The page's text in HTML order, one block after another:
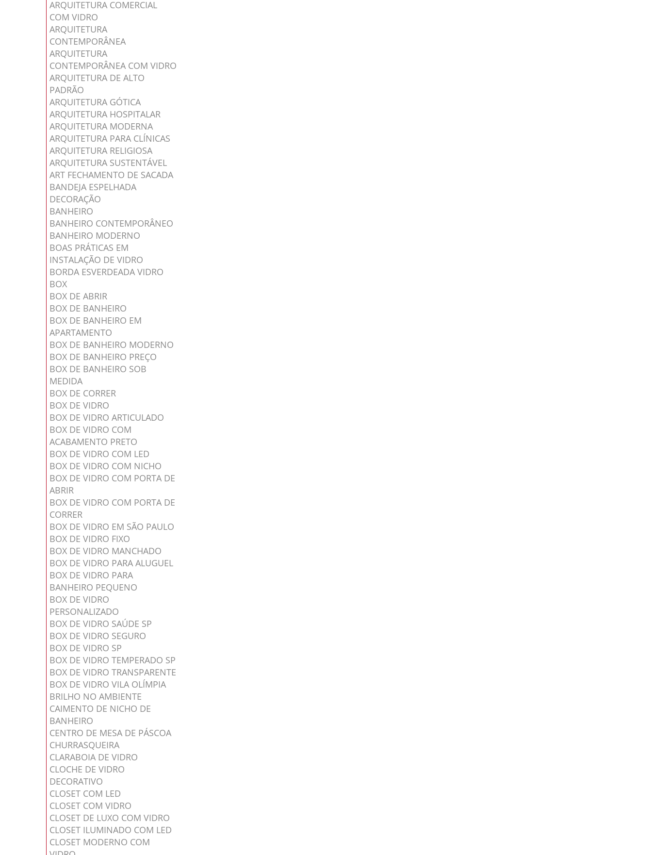
ARQUITETURA COMERCIAL
COM VIDRO
ARQUITETURA
CONTEMPORÂNEA
ARQUITETURA
CONTEMPORÂNEA COM VIDRO
ARQUITETURA DE ALTO
PADRÃO
ARQUITETURA GÓTICA
ARQUITETURA HOSPITALAR
ARQUITETURA MODERNA
ARQUITETURA PARA CLÍNICAS
ARQUITETURA RELIGIOSA
ARQUITETURA SUSTENTÁVEL
ART FECHAMENTO DE SACADA
BANDEJA ESPELHADA
DECORAÇÃO
BANHEIRO
BANHEIRO CONTEMPORÂNEO
BANHEIRO MODERNO
BOAS PRÁTICAS EM
INSTALAÇÃO DE VIDRO
BORDA ESVERDEADA VIDRO
BOX
BOX DE ABRIR
BOX DE BANHEIRO
BOX DE BANHEIRO EM
APARTAMENTO
BOX DE BANHEIRO MODERNO
BOX DE BANHEIRO PREÇO
BOX DE BANHEIRO SOB
MEDIDA
BOX DE CORRER
BOX DE VIDRO
BOX DE VIDRO ARTICULADO
BOX DE VIDRO COM
ACABAMENTO PRETO
BOX DE VIDRO COM LED
BOX DE VIDRO COM NICHO
BOX DE VIDRO COM PORTA DE
ABRIR
BOX DE VIDRO COM PORTA DE
CORRER
BOX DE VIDRO EM SÃO PAULO
BOX DE VIDRO FIXO
BOX DE VIDRO MANCHADO
BOX DE VIDRO PARA ALUGUEL
BOX DE VIDRO PARA
BANHEIRO PEQUENO
BOX DE VIDRO
PERSONALIZADO
BOX DE VIDRO SAÚDE SP
BOX DE VIDRO SEGURO
BOX DE VIDRO SP
BOX DE VIDRO TEMPERADO SP
BOX DE VIDRO TRANSPARENTE
BOX DE VIDRO VILA OLÍMPIA
BRILHO NO AMBIENTE
CAIMENTO DE NICHO DE
BANHEIRO
CENTRO DE MESA DE PÁSCOA
CHURRASQUEIRA
CLARABOIA DE VIDRO
CLOCHE DE VIDRO
DECORATIVO
CLOSET COM LED
CLOSET COM VIDRO
CLOSET DE LUXO COM VIDRO
CLOSET ILUMINADO COM LED
CLOSET MODERNO COM